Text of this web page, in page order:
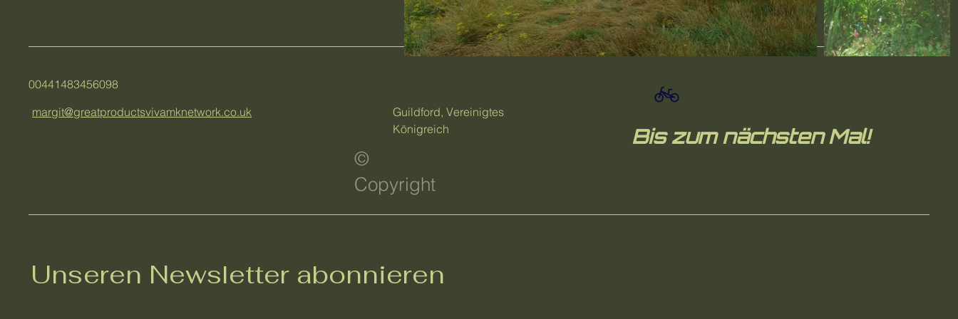
00441483456098
margit@greatproductsvivamknetwork.co.uk
Guildford, Vereinigtes
Königreich
©
Copyright
Bis zum nächsten Mal!
Unseren Newsletter abonnieren